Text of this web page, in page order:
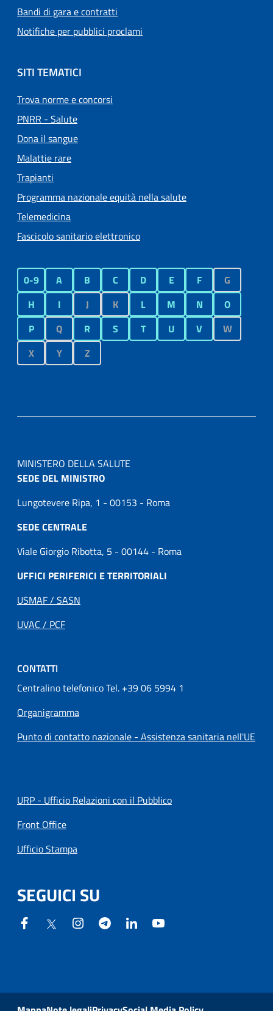
Bandi di gara e contratti
Notifiche per pubblici proclami
SITI TEMATICI
Trova norme e concorsi
PNRR - Salute
Dona il sangue
Malattie rare
Trapianti
Programma nazionale equità nella salute
Telemedicina
Fascicolo sanitario elettronico
0-9 A B C D E F
G
H
I J K L M N
O
P
Q R S T U V
W
X
Y Z
MINISTERO DELLA SALUTE
SEDE DEL MINISTRO
Lungotevere Ripa, 1 - 00153 - Roma
SEDE CENTRALE
Viale Giorgio Ribotta, 5 - 00144 - Roma
UFFICI PERIFERICI E TERRITORIALI
USMAF / SASN
UVAC / PCF
CONTATTI
Centralino telefonico Tel. +39 06 5994 1
Organigramma
Punto di contatto nazionale - Assistenza sanitaria nell'UE
URP - Ufficio Relazioni con il Pubblico
Front Office
Ufficio Stampa
SEGUICI SU